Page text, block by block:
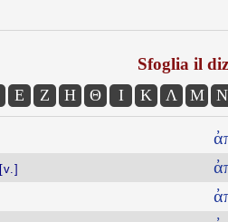
Sfoglia il
Ε Ζ Η Θ Ι Κ Λ Μ Ν
[v.]